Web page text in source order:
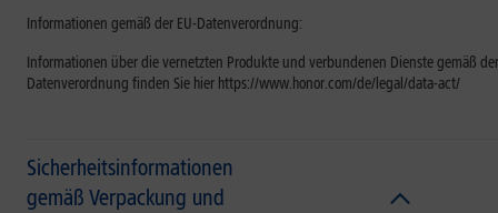
Informationen gemäß der EU-Datenverordnung:
Informationen über die vernetzten Produkte und verbundenen Dienste gemäß
Datenverordnung finden Sie hier https://www.honor.com/de/legal/data-act/
Sicherheitsinformationen
gemäß Verpackung und